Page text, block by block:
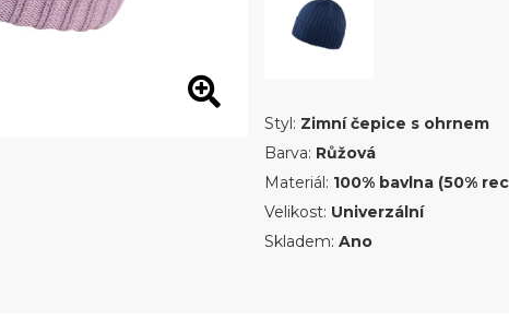
Styl: Zimní čepice s ohrnem
Barva: Růžová
Materiál: 100% bavlna (50%
Velikost: Univerzální
Skladem: Ano